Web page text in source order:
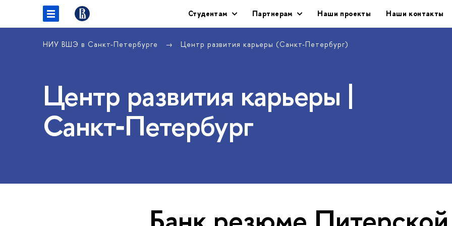
Студентам Партнерам Наши проекты Наши контакты
НИУ ВШЭ в Санкт-Петербурге Центр развития карьеры (Санкт-Петербург)
Центр развития карьеры |
Санкт‑Петербург